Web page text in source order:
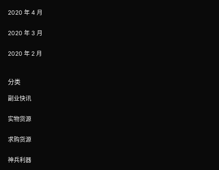
2020 年 4 月
2020 年 3 月
2020 年 2 月
分类
副业快讯
实物货源
求购货源
神兵利器